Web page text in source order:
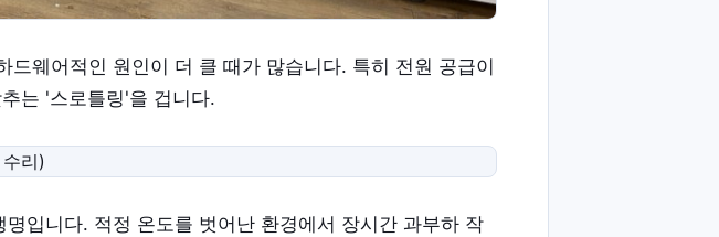
웨어적인 원인이 더 클 때가 많습니다. 특히 전원 공급이
는 '스로틀링'을 겁니다.
입니다. 적정 온도를 벗어난 환경에서 장시간 과부하 작